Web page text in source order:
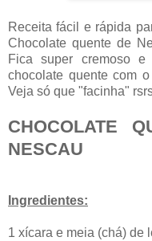
Receita fácil e rápida
Chocolate quente de
Fica super cremoso
chocolate quente com
Veja só que "facinha"
CHOCOLATE
NESCAU
Ingredientes:
1 xícara e meia (chá) de